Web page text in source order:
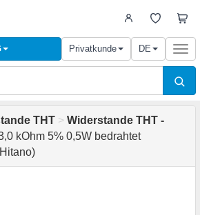
Privatkunde DE
THT > Widerstande THT -
kOhm 5% 0,5W bedrahtet